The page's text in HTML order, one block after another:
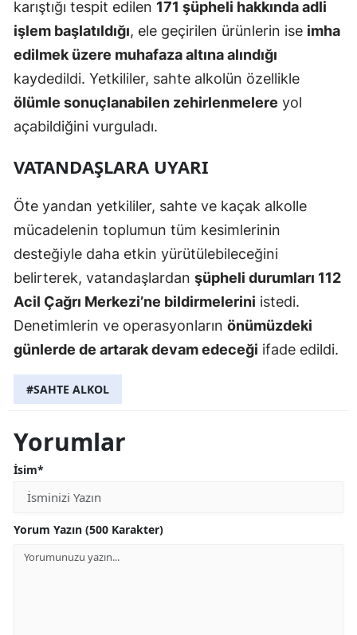
karıştığı tespit edilen 171 şüpheli hakkında adli
işlem başlatıldığı, ele geçirilen ürünlerin ise imha
edilmek üzere muhafaza altına alındığı
kaydedildi. Yetkililer, sahte alkolün özellikle
ölümle sonuçlanabilen zehirlenmelere yol
açabildiğini vurguladı.
VATANDAŞLARA UYARI
Öte yandan yetkililer, sahte ve kaçak alkolle
mücadelenin toplumun tüm kesimlerinin
desteğiyle daha etkin yürütülebileceğini
belirterek, vatandaşlardan şüpheli durumları 112
Acil Çağrı Merkezi’ne bildirmelerini istedi.
Denetimlerin ve operasyonların önümüzdeki
günlerde de artarak devam edeceği ifade edildi.
#SAHTE ALKOL
Yorumlar
İsim*
Yorum Yazın (500 Karakter)